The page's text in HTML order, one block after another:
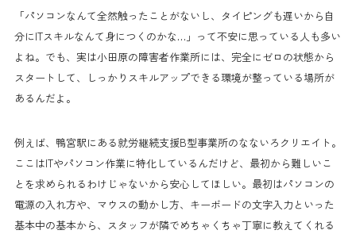
「パソコンなんて全然触ったことがないし、タイピングも遅いから自
分にITスキルなんて身につくのかな…」って不安に思っている人も多い
よね。でも、実は小田原の障害者作業所には、完全にゼロの状態から
スタートして、しっかりスキルアップできる環境が整っている場所が
あるんだよ。
例えば、鴨宮駅にある就労継続支援B型事業所のなないろクリエイト。
ここはITやパソコン作業に特化しているんだけど、最初から難しいこ
とを求められるわけじゃないから安心してほしい。最初はパソコンの
電源の入れ方や、マウスの動かし方、キーボードの文字入力といった
基本中の基本から、スタッフが隣でめちゃくちゃ丁寧に教えてくれる